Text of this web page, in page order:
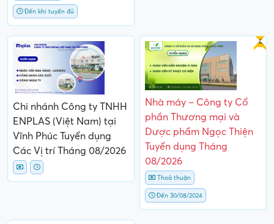
Đến khi tuyển đủ
Chi nhánh Công ty TNHH
ENPLAS (Việt Nam) tại
Vĩnh Phúc Tuyển dụng
Các Vị trí Tháng 08/2026
Gấp
Nhà máy – Công ty Cổ
phần Thương mại và
Dược phẩm Ngọc Thiện
Tuyển dụng Tháng
08/2026
Thoả thuận
Đến 30/08/2024